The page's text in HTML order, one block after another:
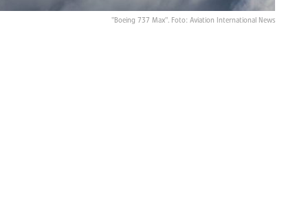
"Boeing 737 Max". Foto: Aviation International News